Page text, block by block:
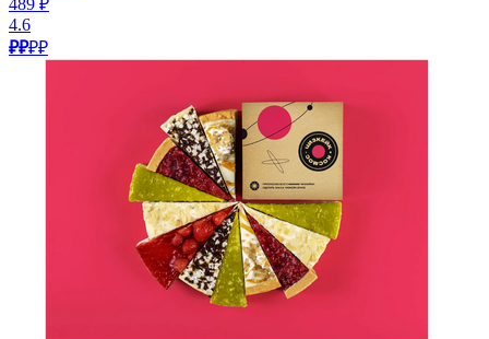
489 ₽
4.6
₽₽₽₽